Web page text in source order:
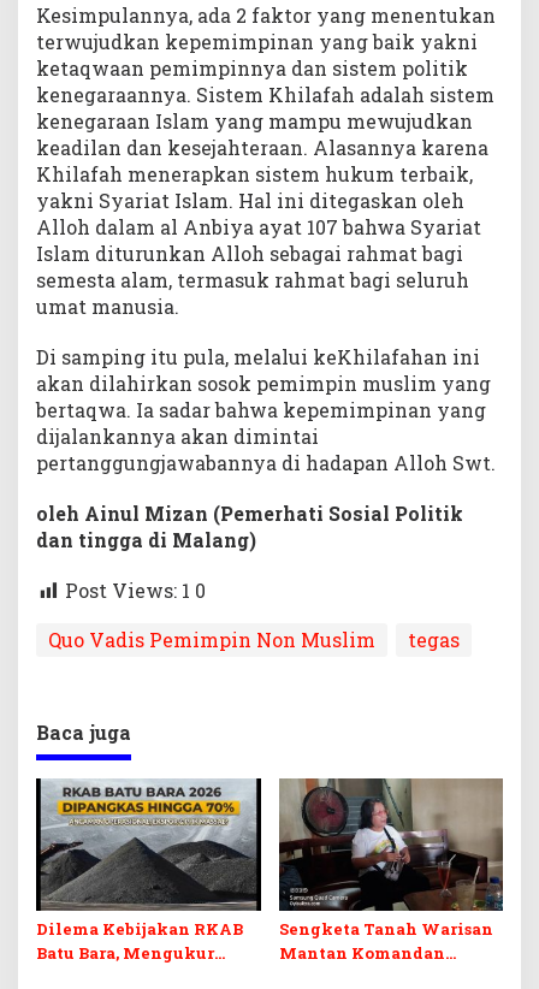
Kesimpulannya, ada 2 faktor yang menentukan
terwujudkan kepemimpinan yang baik yakni
ketaqwaan pemimpinnya dan sistem politik
kenegaraannya. Sistem Khilafah adalah sistem
kenegaraan Islam yang mampu mewujudkan
keadilan dan kesejahteraan. Alasannya karena
Khilafah menerapkan sistem hukum terbaik,
yakni Syariat Islam. Hal ini ditegaskan oleh
Alloh dalam al Anbiya ayat 107 bahwa Syariat
Islam diturunkan Alloh sebagai rahmat bagi
semesta alam, termasuk rahmat bagi seluruh
umat manusia.
Di samping itu pula, melalui keKhilafahan ini
akan dilahirkan sosok pemimpin muslim yang
bertaqwa. Ia sadar bahwa kepemimpinan yang
dijalankannya akan dimintai
pertanggungjawabannya di hadapan Alloh Swt.
oleh Ainul Mizan (Pemerhati Sosial Politik
dan tingga di Malang)
Post Views: 1 0
Quo Vadis Pemimpin Non Muslim
tegas
Baca juga
Dilema Kebijakan RKAB
Batu Bara, Mengukur
Sengketa Tanah Warisan
Mantan Komandan